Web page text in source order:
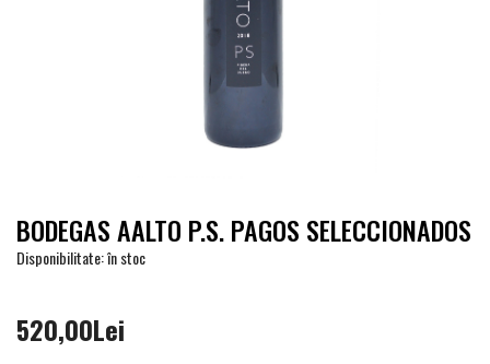
BODEGAS AALTO P.S. PAGOS SELECCIONADOS
Disponibilitate: în stoc
520,00Lei